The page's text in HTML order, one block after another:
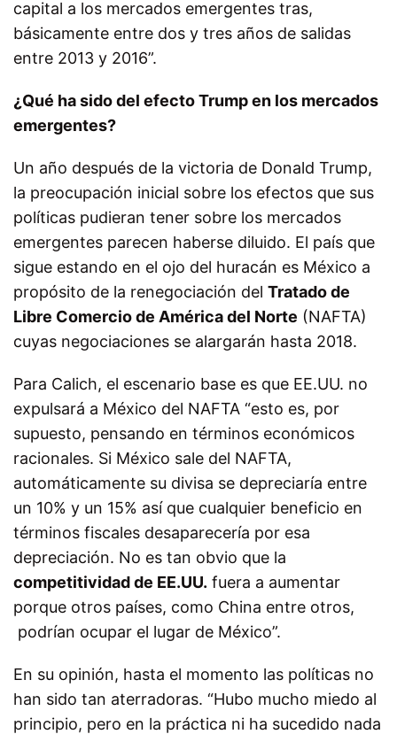
capital a los mercados emergentes tras,
básicamente entre dos y tres años de salidas
entre 2013 y 2016”.
¿Qué ha sido del efecto Trump en los mercados
emergentes?
Un año después de la victoria de Donald Trump,
la preocupación inicial sobre los efectos que sus
políticas pudieran tener sobre los mercados
emergentes parecen haberse diluido. El país que
sigue estando en el ojo del huracán es México a
propósito de la renegociación del Tratado de
Libre Comercio de América del Norte (NAFTA)
cuyas negociaciones se alargarán hasta 2018.
Para Calich, el escenario base es que EE.UU. no
expulsará a México del NAFTA “esto es, por
supuesto, pensando en términos económicos
racionales. Si México sale del NAFTA,
automáticamente su divisa se depreciaría entre
un 10% y un 15% así que cualquier beneficio en
términos fiscales desaparecería por esa
depreciación. No es tan obvio que la
competitividad de EE.UU. fuera a aumentar
porque otros países, como China entre otros,
podrían ocupar el lugar de México”.
En su opinión, hasta el momento las políticas no
han sido tan aterradoras. “Hubo mucho miedo al
principio, pero en la práctica ni ha sucedido nada